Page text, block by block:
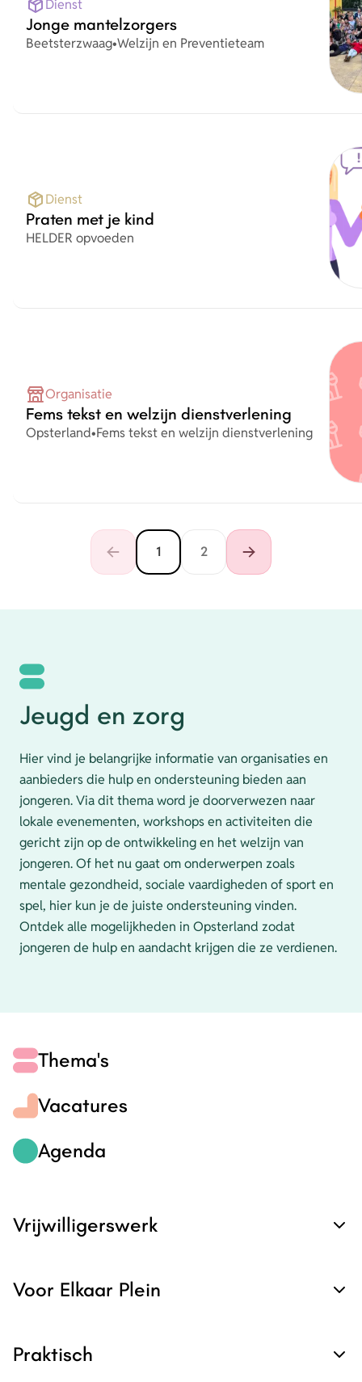
Dienst
Jonge mantelzorgers
Plaats
Beetsterzwaag•Organisatie
Welzijn en Preventieteam
Dienst
Praten met je kind
Organisatie
HELDER opvoeden
Organisatie
Fems tekst en welzijn dienstverlening
Plaats
Opsterland•Organisatie
Fems tekst en welzijn dienstverlening
1 2
Jeugd en zorg
Hier vind je belangrijke informatie van organisaties en
aanbieders die hulp en ondersteuning bieden aan
jongeren. Via dit thema word je doorverwezen naar
lokale evenementen, workshops en activiteiten die
gericht zijn op de ontwikkeling en het welzijn van
jongeren. Of het nu gaat om onderwerpen zoals
mentale gezondheid, sociale vaardigheden of sport en
spel, hier kun je de juiste ondersteuning vinden.
Ontdek alle mogelijkheden in Opsterland zodat
jongeren de hulp en aandacht krijgen die ze verdienen.
Thema's
Vacatures
Agenda
Vrijwilligerswerk
Voor Elkaar Plein
Praktisch